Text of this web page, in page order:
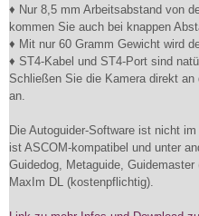
♦ Nur 8,5 mm Arbeitsabstand von
kommen Sie auch bei knappen
♦ Mit nur 60 Gramm Gewicht wird
♦ ST4-Kabel und ST4-Port sind
Schließen Sie die Kamera direkt
an.
Die Autoguider-Software ist nicht
ist ASCOM-kompatibel und unter
Guidedog, Metaguide,
MaxIm DL (kostenpflichtig).